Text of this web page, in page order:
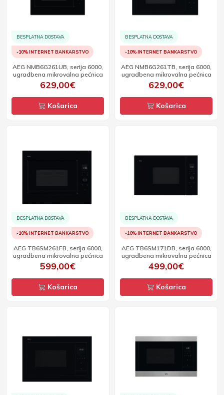
BESPLATNA DOSTAVA
-10% INTERNET BANKARSTVO
AEG NMB6G261UB, serija 6000,
ugradbena mikrovalna pećnica
629,00€
Košarica
BESPLATNA DOSTAVA
-10% INTERNET BANKARSTVO
AEG NMB6G261TB, serija 6000,
ugradbena mikrovalna pećnica
629,00€
Košarica
BESPLATNA DOSTAVA
-10% INTERNET BANKARSTVO
AEG TB6SM261FB, serija 6000,
ugradbena mikrovalna pećnica
599,00€
Košarica
BESPLATNA DOSTAVA
-10% INTERNET BANKARSTVO
AEG TB6SM171DB, serija 6000,
ugradbena mikrovalna pećnica
499,00€
Košarica